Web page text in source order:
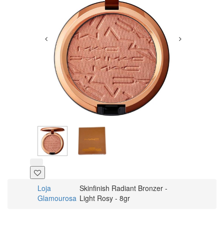
Loja
Glamourosa
Skinfinish Radiant Bronzer -
Light Rosy - 8gr